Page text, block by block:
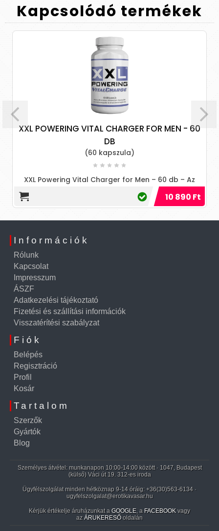
Kapcsolódó termékek
XXL POWERING VITAL CHARGER FOR MEN - 60
DB
(60 kapszula)
XXL Powering Vital Charger for Men – 60 db – Az
Innovatív Potencianövelő Megoldás Táblázat:
10 890 Ft
Információk
Rólunk
Kapcsolat
Impresszum
ÁSZF
Adatkezelési tájékoztató
Fizetési és szállítási információk
Visszatérítési szabályzat
Fiók
Belépés
Regisztráció
Profil
Kosár
Tartalom
Szerzők
Gyártók
Blog
Személyes átvétel: munkanapon 10:00-14:00 között · 1047, Budapest
(külső) Váci út 19. 312-es iroda
Ügyfélszolgálat minden hétköznap 9-14 óráig: +36(30)563-6134 ·
ugyfelszolgalat@erotikavasar.hu
Kérjük értékelje áruházunkat a GOOGLE, a FACEBOOK vagy
az ÁRUKERESŐ oldalán